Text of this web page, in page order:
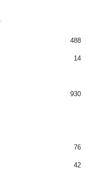
488
14
930
76
42